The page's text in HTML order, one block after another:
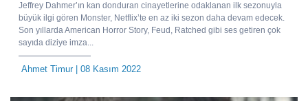
Jeffrey Dahmer’ın kan donduran cinayetlerine odaklanan ilk sezonuyla
büyük ilgi gören Monster, Netflix’te en az iki sezon daha devam edecek.
Son yıllarda American Horror Story, Feud, Ratched gibi ses getiren çok
sayıda diziye imza...
Ahmet Timur| 08 Kasım 2022